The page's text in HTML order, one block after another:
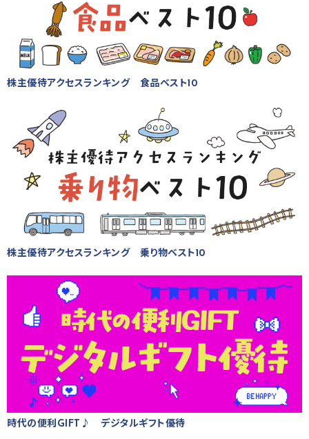
株主優待アクセスランキング 食品ベスト10
株主優待アクセスランキング 乗り物ベスト10
時代の便利GIFT♪ デジタルギフト優待